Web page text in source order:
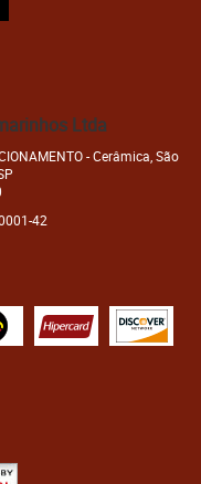
Ltda
-Cerâmica, São
42